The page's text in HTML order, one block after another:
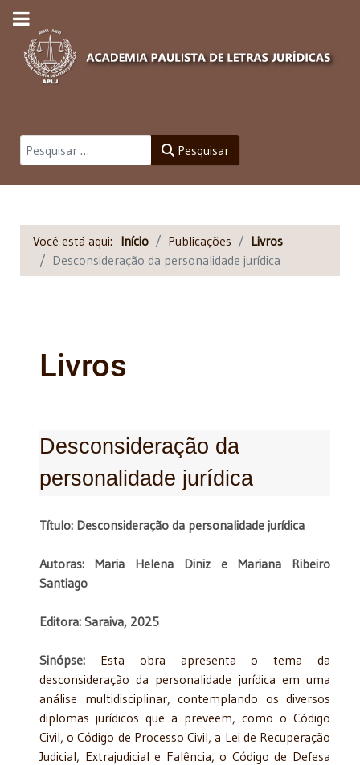
Pesquisar Pesquisar
Você está aqui: Início Publicações
Livros
Desconsideração da personalidade jurídica
Livros
Desconsideração da
personalidade jurídica
Título: Desconsideração da personalidade jurídica
Autoras: Maria Helena Diniz e Mariana Ribeiro
Santiago
Editora: Saraiva, 2025
Sinópse: Esta obra apresenta o tema da
desconsideração da personalidade jurídica em uma
análise multidisciplinar, contemplando os diversos
diplomas jurídicos que a preveem, como o Código
Civil, o Código de Processo Civil, a Lei de Recuperação
Judicial, Extrajudicial e Falência, o Código de Defesa